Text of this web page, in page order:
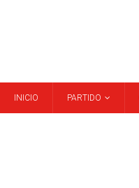
INICIO PARTIDO